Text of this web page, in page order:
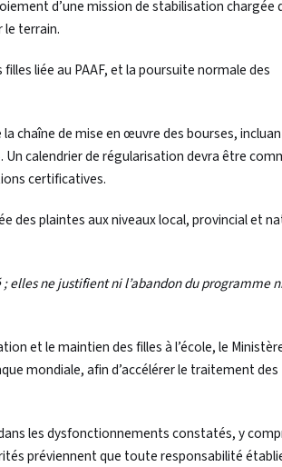
d’une mission de stabilisation chargée
le terrain.
liée au PAAF, et la poursuite normale des
chaîne de mise en œuvre des bourses,
calendrier de régularisation devra être
certificatives.
des plaintes aux niveaux local, provincial et
elles ne justifient ni l’abandon du programme
et le maintien des filles à l’école, le
mondiale, afin d’accélérer le traitement des
les dysfonctionnements constatés, y
préviennent que toute responsabilité